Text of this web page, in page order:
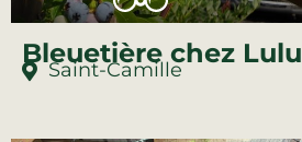
Bleuetière chez Lulu
Saint-Camille